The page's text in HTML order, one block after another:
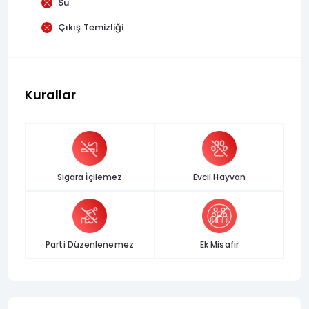
Çıkış Temizliği
Kurallar
Sigara İçilemez Evcil Hayvan
Parti Düzenlenemez Ek Misafir